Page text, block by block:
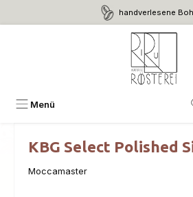
Zum Hauptinhalt springen handverlesene
Menü
KBG Select Polished
Moccamaster